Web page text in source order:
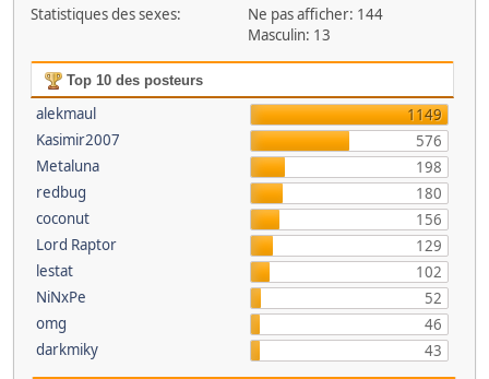
Statistiques des sexes:
Ne pas afficher: 144
Masculin: 13
Top 10 des posteurs
alekmaul
1149
Kasimir2007
576
Metaluna
198
redbug
180
coconut
156
Lord Raptor
129
lestat
102
NiNxPe
52
omg
46
darkmiky
43